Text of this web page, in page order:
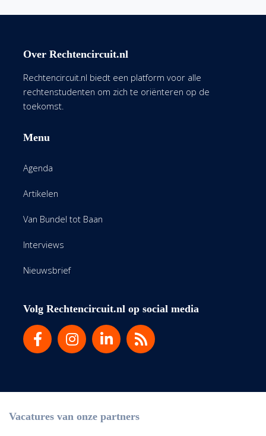
Over Rechtencircuit.nl
Rechtencircuit.nl biedt een platform voor alle
rechtenstudenten om zich te oriënteren op de
toekomst.
Menu
Agenda
Artikelen
Van Bundel tot Baan
Interviews
Nieuwsbrief
Volg Rechtencircuit.nl op social media
Vacatures van onze partners